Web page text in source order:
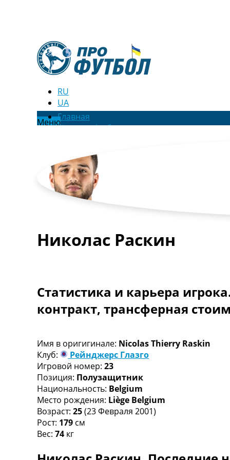
RU
UA
МенюГлавная
Новости футбола
Новости футбола Украины
Последние комментарии
Конкурс прогнозов
Логин
Рейтинги
Турниры
Англия. Премьер Лига
Испания. Ла Лига
Другие Турниры >>>
Таблицы групп Чемпионата Мира
Украина. Премьер-Лига
Украина. Первая Лига
Лига Чемпионов. Таблицы групп
Англия. Премьер-Лига
Испания. Ла Лига
Все таблицы >>>
Рейтинги
Рейтинг ФИФА
Николас Раскин
Статистика и карьера
контракт, трансферная
Имя в оригигинале: Nicolas Thierry Raskin
Клуб:
Рейнджерс Глазго
Игровой номер: 23
Позиция: Полузащитник
Национальность: Belgium
Место рождения: Liège Belgium
Возраст: 25(23 Февраля 2001)
Рост: 179 см
Вес: 74 кг